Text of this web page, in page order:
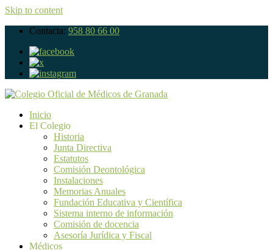
Skip to content
Contacta: 958 80 66 00
Inicio
El Colegio
Historia
Junta Directiva
Estatutos
Comisión Deontológica
Instalaciones
Memorias Anuales
Fundación Educativa y Científica
Sistema interno de información
Comisión de docencia
Asesoría Jurídica y Fiscal
Médicos